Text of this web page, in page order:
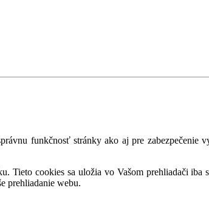
funkčnosť stránky ako aj pre zabezpečenie
Tieto cookies sa uložia vo Vašom prehliadači iba
prehliadanie webu.